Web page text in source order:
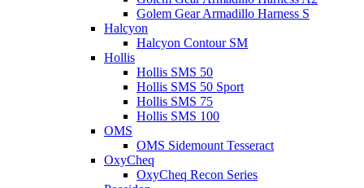
Golem Gear Armadillo Harness S
Halcyon
Halcyon Contour SM
Hollis
Hollis SMS 50
Hollis SMS 50 Sport
Hollis SMS 75
Hollis SMS 100
OMS
OMS Sidemount Tesseract
OxyCheq
OxyCheq Recon Series